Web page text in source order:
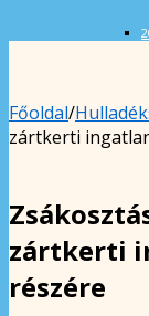
Főoldal/
zártkerti
zártkerti
részére